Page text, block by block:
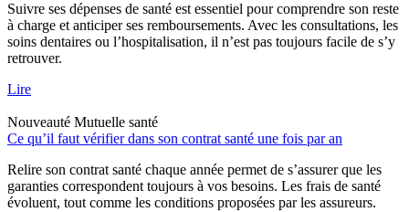
Suivre ses dépenses de santé est essentiel pour comprendre son reste
à charge et anticiper ses remboursements. Avec les consultations, les
soins dentaires ou l’hospitalisation, il n’est pas toujours facile de s’y
retrouver.
Lire
Nouveauté Mutuelle santé
Ce qu’il faut vérifier dans son contrat santé une fois par an
Relire son contrat santé chaque année permet de s’assurer que les
garanties correspondent toujours à vos besoins. Les frais de santé
évoluent, tout comme les conditions proposées par les assureurs.